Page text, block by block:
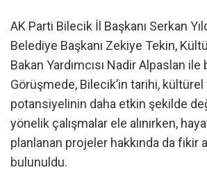
AK Parti Bilecik İl Başkanı Serkan
Belediye Başkanı Zekiye Tekin,
Bakan Yardımcısı Nadir Alpaslan ile
Görüşmede, Bilecik’in tarihi,
potansiyelinin daha etkin şekilde
yönelik çalışmalar ele alınırken,
planlanan projeler hakkında da fikir
bulunuldu.